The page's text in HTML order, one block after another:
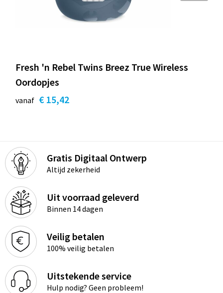
Fresh 'n Rebel Twins Breez True Wireless
Oordopjes
vanaf € 15,42
Gratis Digitaal Ontwerp
Altijd zekerheid
Uit voorraad geleverd
Binnen 14 dagen
Veilig betalen
100% veilig betalen
Uitstekende service
Hulp nodig? Geen probleem!